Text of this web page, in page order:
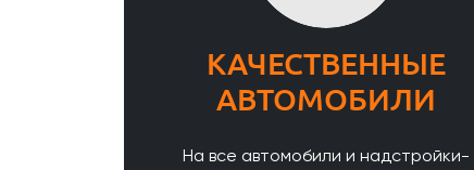
КАЧЕСТВЕННЫЕ
АВТОМОБИЛИ
На все автомобили и надстройки-